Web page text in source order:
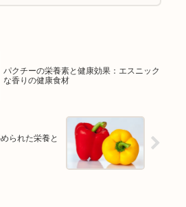
パクチーの栄養素と健康効果：エスニック
な香りの健康食材
られた栄養と